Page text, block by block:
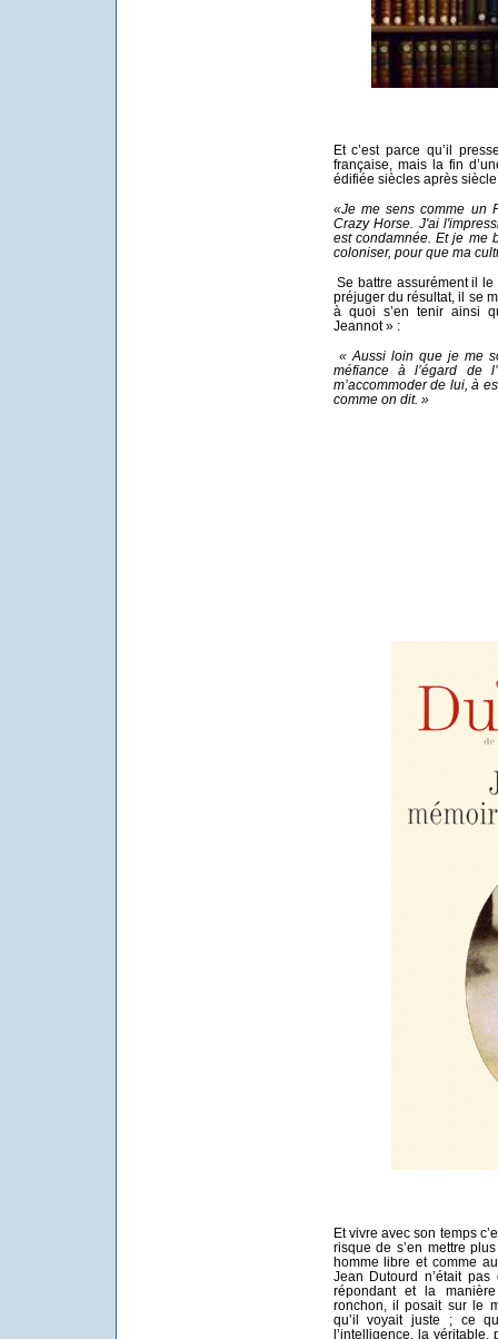
Et c’est parce qu’il
française, mais la fin
édifiée siècles après siècle
«Je me sens comme un
Crazy Horse. J'ai
est condamnée. Et je me
coloniser, pour que ma
Se battre assurément il
préjuger du résultat, il se
à quoi s’en tenir ainsi
Jeannot » :
« Aussi loin que je me
méfiance à l’égard de
m’accommoder de lui, à
comme on dit. »
Et vivre avec son temps
risque de s’en mettre
homme libre et comme
Jean Dutourd n’était
répondant et la
ronchon, il posait sur le
qu’il voyait juste ; ce
l’intelligence, la véritable,